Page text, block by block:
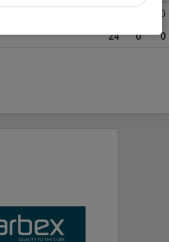
0
24 0 0